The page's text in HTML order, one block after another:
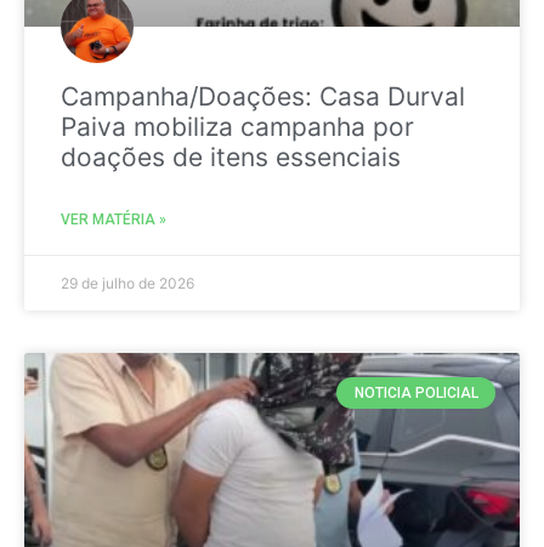
Campanha/Doações: Casa Durval
Paiva mobiliza campanha por
doações de itens essenciais
VER MATÉRIA »
29 de julho de 2026
NOTICIA POLICIAL